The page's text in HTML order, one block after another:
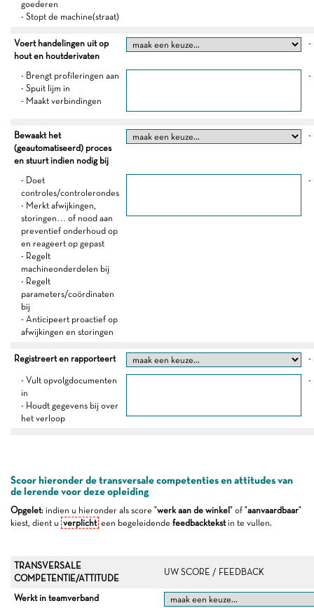
goederen
- Stopt de machine(straat)
Voert handelingen uit op
hout en houtderivaten
-
- Brengt profileringen aan
- Spuit lijm in
- Maakt verbindingen
-
Bewaakt het
(geautomatiseerd) proces
en stuurt indien nodig bij
-
- Doet
controles/controlerondes
- Merkt afwijkingen,
storingen… of nood aan
preventief onderhoud op
en reageert op gepast
- Regelt
machineonderdelen bij
- Regelt
parameters/coördinaten
bij
- Anticipeert proactief op
afwijkingen en storingen
-
Registreert en rapporteert -
- Vult opvolgdocumenten
in
- Houdt gegevens bij over
het verloop
-
Scoor hieronder de transversale competenties en attitudes van
de lerende voor deze opleiding
Opgelet: indien u hieronder als score "werk aan de winkel " of "aanvaardbaar"
kiest, dient u verplicht een begeleidende feedbacktekstin te vullen.
TRANSVERSALE
COMPETENTIE/ATTITUDE
UW SCORE / FEEDBACK
Werkt in teamverband